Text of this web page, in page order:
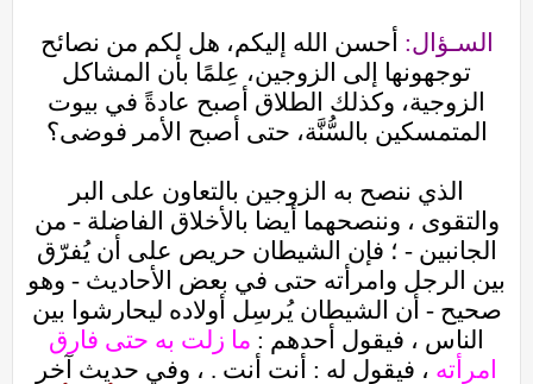
السـؤال: أحسن الله إليكم، هل لكم من نصائح
توجهونها إلى الزوجين، عِلمًا بأن المشاكل
الزوجية، وكذلك الطلاق أصبح عادةً في بيوت
المتمسكين بالسُّنَّة، حتى أصبح الأمر فوضى؟
الذي ننصح به الزوجين بالتعاون على البر
والتقوى ، وننصحهما أيضا بالأخلاق الفاضلة - من
الجانبين - ؛ فإن الشيطان حريص على أن يُفرّق
بين الرجل وامرأته حتى في بعض الأحاديث - وهو
صحيح - أن الشيطان يُرسِل أولاده ليحارشوا بين
الناس ، فيقول أحدهم : ما زلت به حتى فارق
امرأته ، فيقول له : أنت أنت . ، وفي حديث آخر